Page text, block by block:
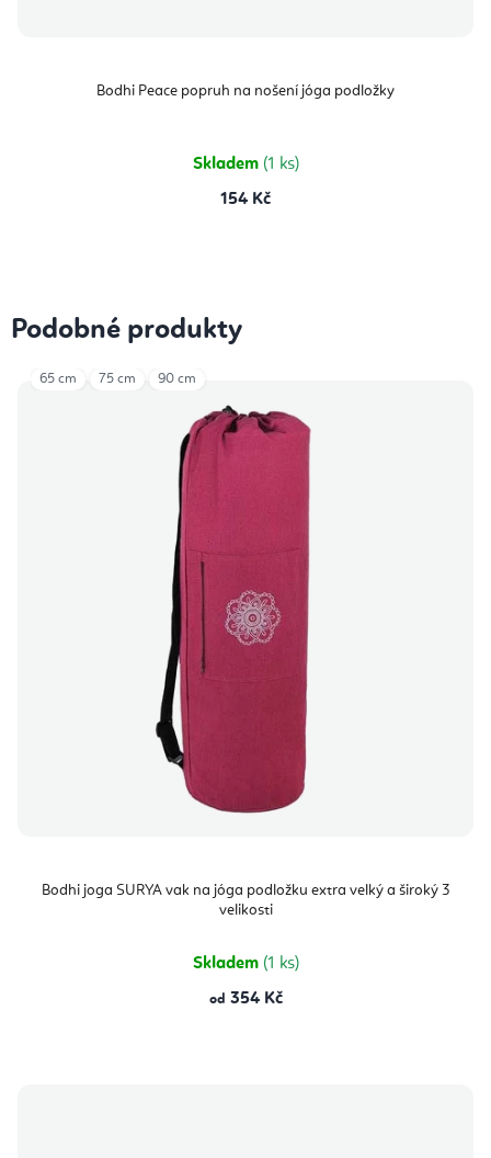
Bodhi Peace popruh na nošení jóga podložky
Skladem (1 ks)
154 Kč
Podobné produkty
Bodhi joga SURYA vak na jóga podložku extra velký a široký 3
velikosti
Skladem (1 ks)
od 354 Kč
65 cm 75 cm 90 cm